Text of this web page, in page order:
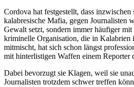
Cordova hat festgestellt, dass inzwischen
kalabresische Mafia, gegen Journalisten
Gewalt setzt, sondern immer häufiger
kriminelle Organisation, die in Kalabrien
mitmischt, hat sich schon längst
mit hinterlistigen Waffen einem Reporter
Dabei bevorzugt sie Klagen, weil sie
Journalisten trotzdem schwer treffen